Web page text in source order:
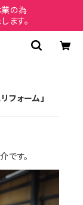
の為
ます。
フォーム」
です。